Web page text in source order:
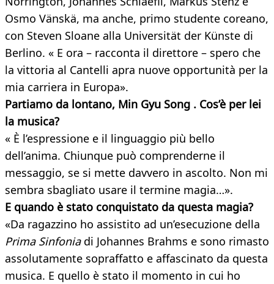
Osmo Vänskä, ma anche, primo studente coreano,
con Steven Sloane alla Universität der Künste di
Berlino. « E ora – racconta il direttore – spero che
la vittoria al Cantelli apra nuove opportunità per la
mia carriera in Europa».
Partiamo da lontano, Min Gyu Song . Cos’è per lei
la musica?
« È l’espressione e il linguaggio più bello
dell’anima. Chiunque può comprenderne il
messaggio, se si mette davvero in ascolto. Non mi
sembra sbagliato usare il termine magia…».
E quando è stato conquistato da questa magia?
«Da ragazzino ho assistito ad un’esecuzione della
Prima Sinfoniadi Johannes Brahms e sono rimasto
assolutamente sopraffatto e affascinato da questa
musica. E quello è stato il momento in cui ho